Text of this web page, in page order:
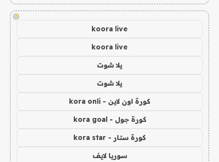
!
koora live
koora live
يلا شوت
يلا شوت
كورة اون لاين - kora onli
كورة جول - kora goal
كورة ستار - kora star
سوريا لايف